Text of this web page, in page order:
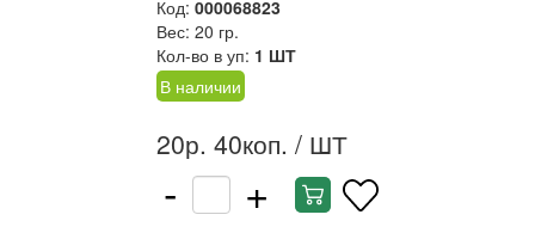
Код: 000068823
Вес: 20 гр.
Кол-во в уп: 1 ШТ
В наличии
20р. 40коп. / ШТ
- +